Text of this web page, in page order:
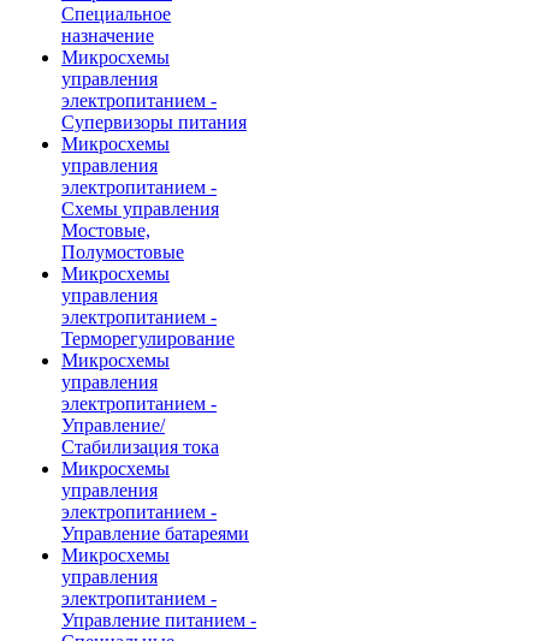
Специальное
назначение
Микросхемы
управления
электропитанием -
Супервизоры питания
Микросхемы
управления
электропитанием -
Схемы управления
Мостовые,
Полумостовые
Микросхемы
управления
электропитанием -
Терморегулирование
Микросхемы
управления
электропитанием -
Управление/
Стабилизация тока
Микросхемы
управления
электропитанием -
Управление батареями
Микросхемы
управления
электропитанием -
Управление питанием -